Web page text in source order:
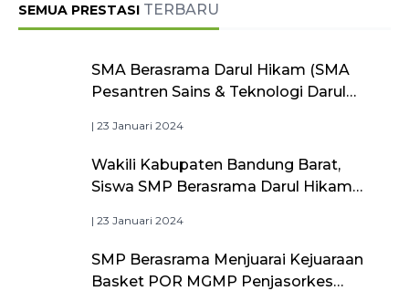
SEMUA PRESTASI TERBARU
SMA Berasrama Darul Hikam (SMA
Pesantren Sains & Teknologi Darul
PDM, Bukti Kualitas Pendidikan
Unggulan
| 23 Januari 2024
Wakili Kabupaten Bandung Barat,
Siswa SMP Berasrama Darul Hikam
Kemdikbudristek
| 23 Januari 2024
SMP Berasrama Menjuarai Kejuaraan
Basket POR MGMP Penjasorkes